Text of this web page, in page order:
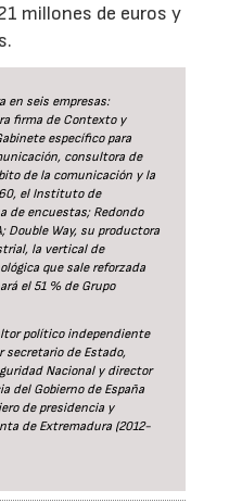
millones de euros y
en seis empresas:
firma de Contexto y
específico para
consultora de
de la comunicación y la
el Instituto de
de encuestas; Redondo
Double Way, su productora
la vertical de
que sale reforzada
el 51 % de Grupo
político independiente
secretario de Estado,
Nacional y director
del Gobierno de España
de presidencia y
de Extremadura (2012-